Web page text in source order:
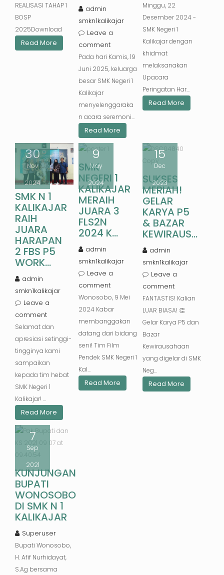
REALISASI TAHAP 1
BOSP
2025Download
Read More
admin
smkn1kalikajar
Leave a
comment
Pada hari Kamis, 19
Juni 2025, keluarga
besar SMK Negeri 1
Kalikajar
menyelenggaraka
n acara seremoni...
Read More
Minggu, 22
Desember 2024 -
SMK Negeri 1
Kalikajar dengan
khidmat
melaksanakan
Upacara
Peringatan Har...
Read More
30
Nov
2024
SMK N 1
KALIKAJAR
RAIH
JUARA
HARAPAN
2 FBS P5
WORK...
admin
smkn1kalikajar
Leave a
comment
Selamat dan
apresiasi setinggi-
tingginya kami
sampaikan
kepada tim hebat
SMK Negeri 1
Kalikajar! ...
Read More
9
May
2024
SMK
NEGERI 1
KALIKAJAR
MERAIH
JUARA 3
FLS2N
2024 K...
admin
smkn1kalikajar
Leave a
comment
Wonosobo, 9 Mei
2024 Kabar
membanggakan
datang dari bidang
seni! Tim Film
Pendek SMK Negeri 1
Kal...
Read More
15
Dec
2023
SUKSES
MERIAH!
GELAR
KARYA P5
& BAZAR
KEWIRAUS...
admin
smkn1kalikajar
Leave a
comment
FANTASTIS! Kalian
LUAR BIASA! 👏
Gelar Karya P5 dan
Bazar
Kewirausahaan
yang digelar di SMK
Neg...
Read More
7
Sep
2021
KUNJUNGAN
BUPATI
WONOSOBO
DI SMK N 1
KALIKAJAR
Superuser
Bupati Wonosobo,
H. Afif Nurhidayat,
S.Ag bersama